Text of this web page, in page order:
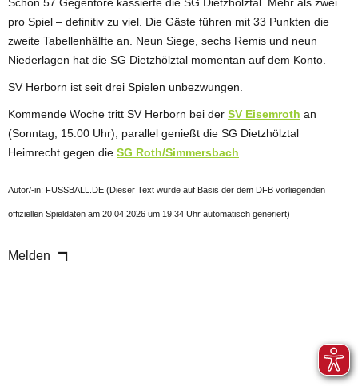
pro Spiel – definitiv zu viel. Die Gäste führen mit 33 Punkten die
zweite Tabellenhälfte an. Neun Siege, sechs Remis und neun
Niederlagen hat die SG Dietzhölztal momentan auf dem Konto.
SV Herborn ist seit drei Spielen unbezwungen.
Kommende Woche tritt SV Herborn bei der SV Eisemroth an
(Sonntag, 15:00 Uhr), parallel genießt die SG Dietzhölztal
Heimrecht gegen die SG Roth/Simmersbach
Autor/-in: FUSSBALL.DE (Dieser Text wurde auf Basis der dem DFB vorliegenden
offiziellen Spieldaten am 20.04.2026 um 19:34 Uhr automatisch generiert)
Melden